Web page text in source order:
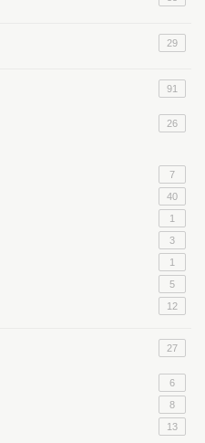
29
91
26
7
40
1
3
1
5
12
27
6
8
13